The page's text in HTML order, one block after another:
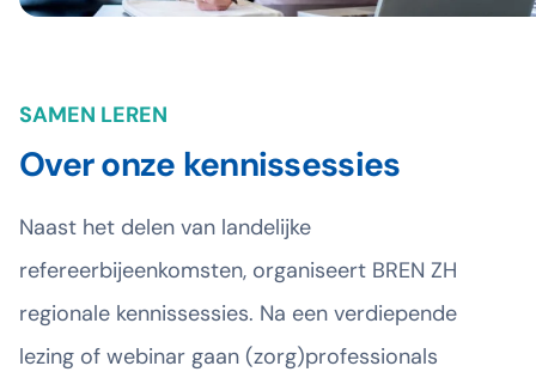
SAMEN LEREN
Over onze kennissessies
Naast het delen van landelijke
refereerbijeenkomsten, organiseert BREN ZH
regionale kennissessies. Na een verdiepende
lezing of webinar gaan (zorg)professionals